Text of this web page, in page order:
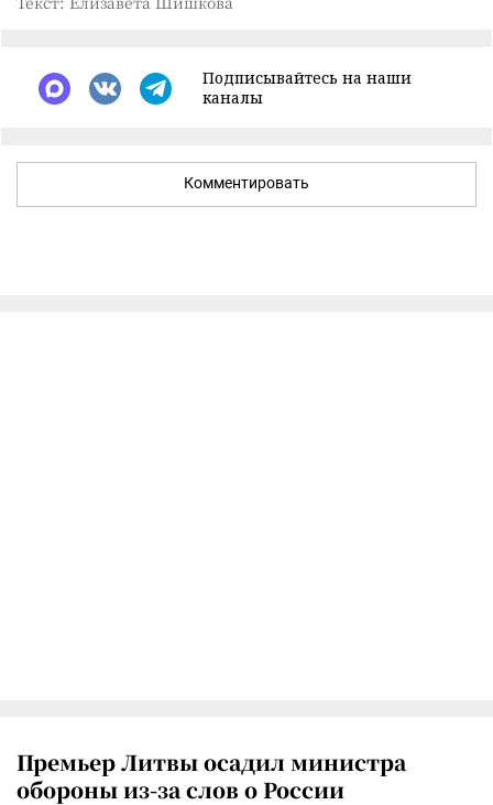
Подписывайтесь на наши
каналы
Комментировать
Премьер Литвы осадил министра
обороны из-за слов о России